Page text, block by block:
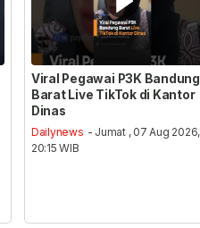
Viral Pegawai P3K Bandung
Barat Live TikTok di Kantor
Dinas
Dailynews - Jumat , 07 Aug 2026,
20:15 WIB